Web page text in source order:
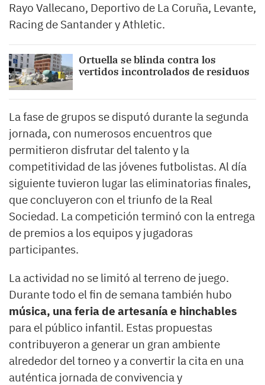
Rayo Vallecano, Deportivo de La Coruña, Levante,
Racing de Santander y Athletic.
Ortuella se blinda contra los
vertidos incontrolados de residuos
La fase de grupos se disputó durante la segunda
jornada, con numerosos encuentros que
permitieron disfrutar del talento y la
competitividad de las jóvenes futbolistas. Al día
siguiente tuvieron lugar las eliminatorias finales,
que concluyeron con el triunfo de la Real
Sociedad. La competición terminó con la entrega
de premios a los equipos y jugadoras
participantes.
La actividad no se limitó al terreno de juego.
Durante todo el fin de semana también hubo
música, una feria de artesanía e hinchables
para el público infantil. Estas propuestas
contribuyeron a generar un gran ambiente
alrededor del torneo y a convertir la cita en una
auténtica jornada de convivencia y